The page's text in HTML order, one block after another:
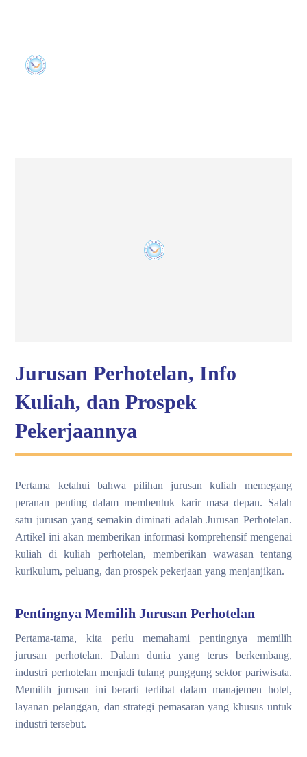
Jurusan Perhotelan, Info
Kuliah, dan Prospek
Pekerjaannya
Pertama ketahui bahwa pilihan jurusan kuliah memegang
peranan penting dalam membentuk karir masa depan. Salah
satu jurusan yang semakin diminati adalah Jurusan Perhotelan.
Artikel ini akan memberikan informasi komprehensif mengenai
kuliah di kuliah perhotelan, memberikan wawasan tentang
kurikulum, peluang, dan prospek pekerjaan yang menjanjikan.
Pentingnya Memilih Jurusan Perhotelan
Pertama-tama, kita perlu memahami pentingnya memilih
jurusan perhotelan. Dalam dunia yang terus berkembang,
industri perhotelan menjadi tulang punggung sektor pariwisata.
Memilih jurusan ini berarti terlibat dalam manajemen hotel,
layanan pelanggan, dan strategi pemasaran yang khusus untuk
industri tersebut.